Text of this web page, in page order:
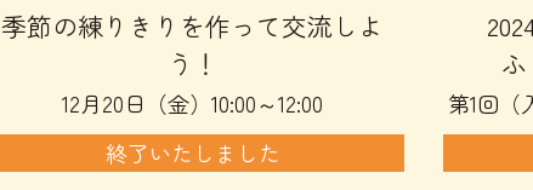
季節の練りきりを作って交流しよ
う！
12月20日（金）10:00～12:00
終了いたしました
第1回（